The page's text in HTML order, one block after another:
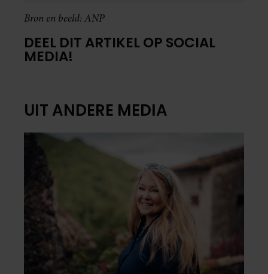
Bron en beeld: ANP
DEEL DIT ARTIKEL OP SOCIAL
MEDIA!
UIT ANDERE MEDIA